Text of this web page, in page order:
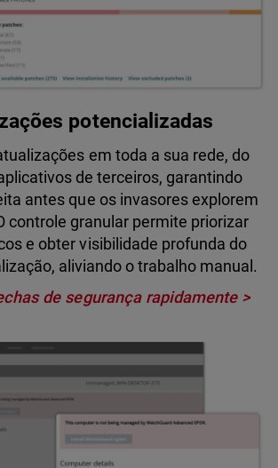
potencializadas
em toda a sua rede, do
de terceiros, garantindo
antes que os invasores explorem
controle granular permite priorizar
e obter visibilidade profunda do
aliviando o trabalho manual.
de segurança rapidamente